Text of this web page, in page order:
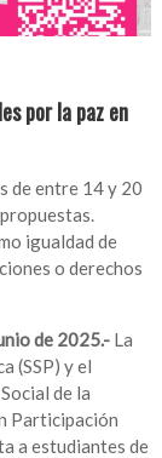
por la paz en
de entre 14 y 20
igualdad de
o derechos
de 2025.- La
(SSP) y el
de la
Participación
a estudiantes de